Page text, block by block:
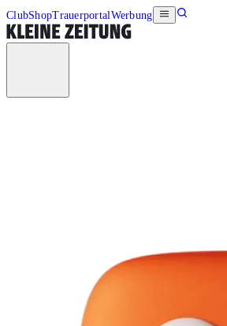
ClubShopTrauerportalWerbung